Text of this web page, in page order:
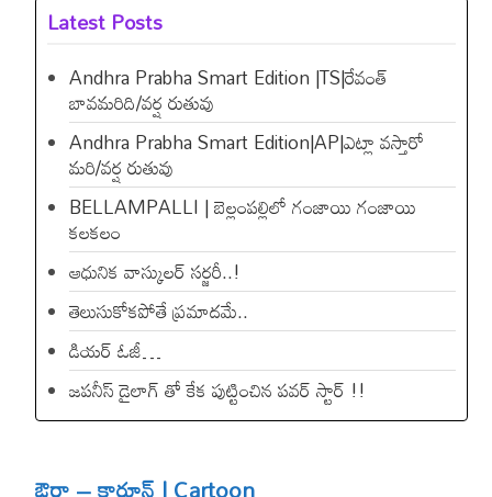
Latest Posts
Andhra Prabha Smart Edition |TS|రేవంత్​
బావమరిది/వర్ష రుతువు
Andhra Prabha Smart Edition|AP|ఎట్లా వస్తారో
మరి/వర్ష రుతువు
BELLAMPALLI | బెల్లంపల్లిలో గంజాయి గంజాయి
కలకలం
ఆధునిక వాస్కులర్ సర్జరీ..!
తెలుసుకోకపోతే ప్రమాదమే..
డియ‌ర్ ఓజీ…
జపనీస్ డైలాగ్ తో కేక పుట్టించిన ప‌వ‌ర్ స్టార్ !!